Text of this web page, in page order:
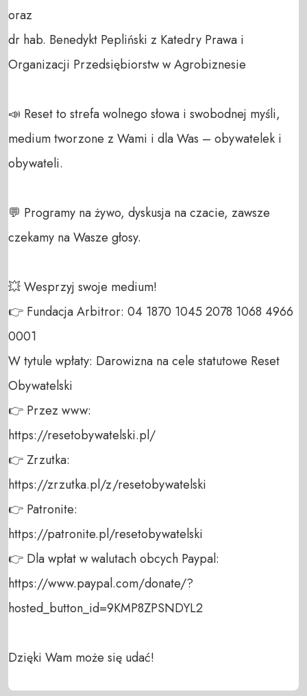
oraz
dr hab. Benedykt Pepliński z Katedry Prawa i
Organizacji Przedsiębiorstw w Agrobiznesie
📣 Reset to strefa wolnego słowa i swobodnej myśli,
medium tworzone z Wami i dla Was – obywatelek i
obywateli.
💬 Programy na żywo, dyskusja na czacie, zawsze
czekamy na Wasze głosy.
💥 Wesprzyj swoje medium!
👉 Fundacja Arbitror: 04 1870 1045 2078 1068 4966
0001
W tytule wpłaty: Darowizna na cele statutowe Reset
Obywatelski
👉 Przez www:
https://resetobywatelski.pl/
👉 Zrzutka:
https://zrzutka.pl/z/resetobywatelski
👉 Patronite:
https://patronite.pl/resetobywatelski
👉 Dla wpłat w walutach obcych Paypal:
https://www.paypal.com/donate/?
hosted_button_id=9KMP8ZPSNDYL2
Dzięki Wam może się udać!